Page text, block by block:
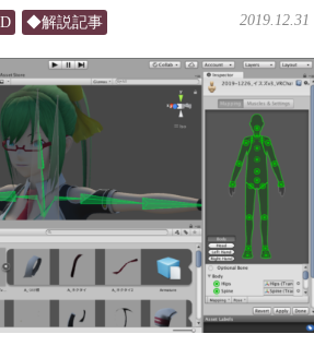
◆解説記事 2019.12.31